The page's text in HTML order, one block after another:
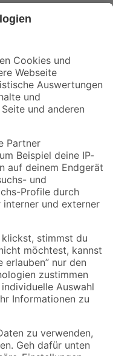
mehr verpassen!
Angebote sind unter